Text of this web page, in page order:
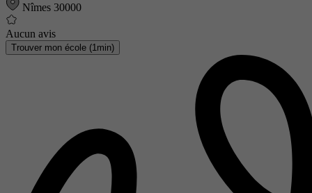
Nîmes 30000
Aucun avis
Trouver mon école (1min)